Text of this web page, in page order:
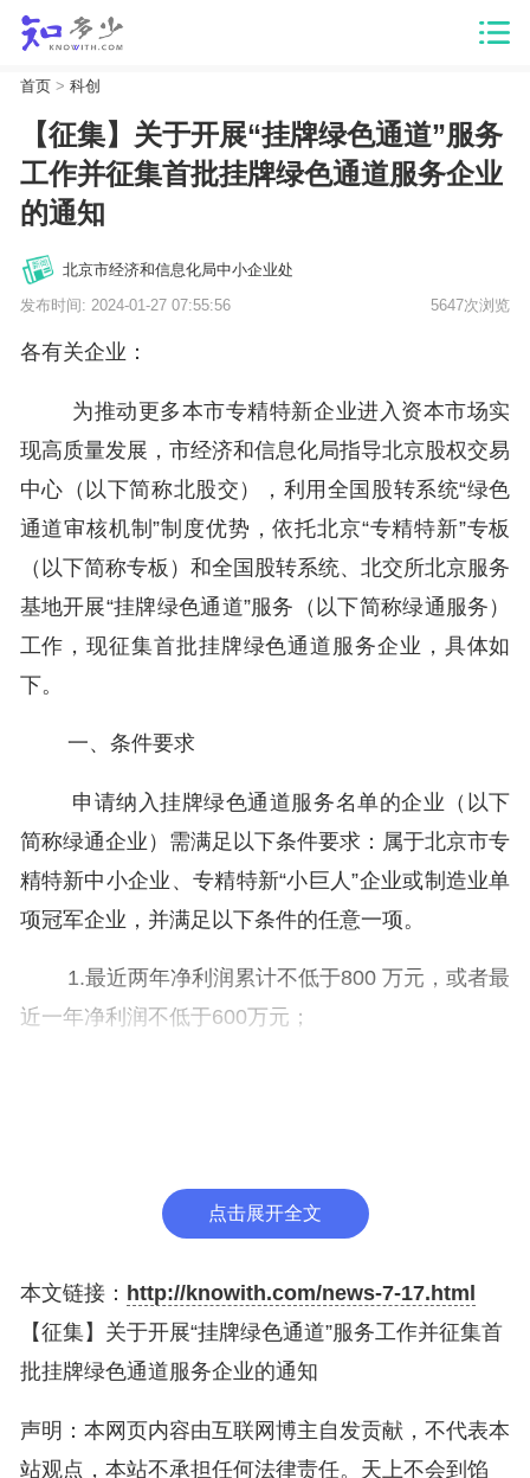
首页> 科创
【征集】关于开展“挂牌绿色通道”服务
工作并征集首批挂牌绿色通道服务企业
的通知
北京市经济和信息化局中小企业处
发布时间: 2024-01-27 07:55:56 5647次浏览
各有关企业：
为推动更多本市专精特新企业进入资本市场实
现高质量发展，市经济和信息化局指导北京股权交易
中心（以下简称北股交），利用全国股转系统“绿色
通道审核机制”制度优势，依托北京“专精特新”专板
（以下简称专板）和全国股转系统、北交所北京服务
基地开展“挂牌绿色通道”服务（以下简称绿通服务）
工作，现征集首批挂牌绿色通道服务企业，具体如
下。
一、条件要求
申请纳入挂牌绿色通道服务名单的企业（以下
简称绿通企业）需满足以下条件要求：属于北京市专
精特新中小企业、专精特新“小巨人”企业或制造业单
项冠军企业，并满足以下条件的任意一项。
1.最近两年净利润累计不低于800 万元，或者最
近一年净利润不低于600万元；
3.最近两年累计研发投入占最近两年累计营业
低于1000万元。同时最近24个月获得专业机构投资
者股权投资金额不低于2000万元。
二、服务内容
（一）组建服务小组
点击展开全文
本文链接： http://knowith.com/news-7-17.html
【征集】关于开展“挂牌绿色通道”服务工作并征集首
批挂牌绿色通道服务企业的通知
声明：本网页内容由互联网博主自发贡献，不代表本
站观点，本站不承担任何法律责任。天上不会到馅